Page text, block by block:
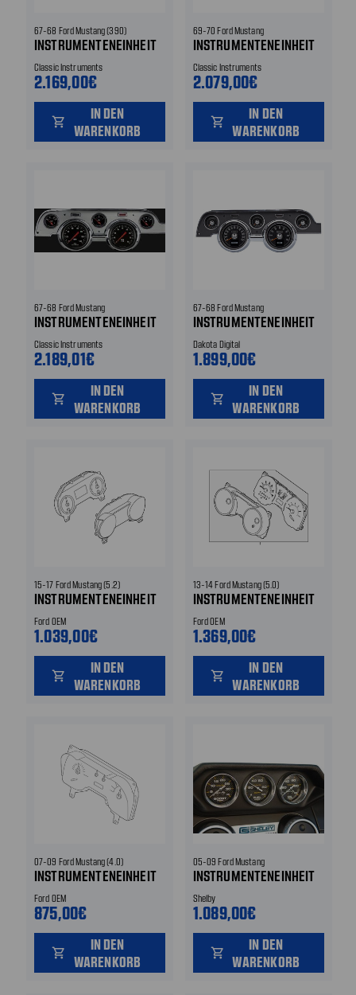
67-68 Ford Mustang (390)
INSTRUMENTENEINHEIT
Classic Instruments
2.169,00€
shopping_cart
IN DEN
WARENKORB
69-70 Ford Mustang
INSTRUMENTENEINHEIT
Classic Instruments
2.079,00€
shopping_cart
IN DEN
WARENKORB
67-68 Ford Mustang
INSTRUMENTENEINHEIT
Classic Instruments
2.189,01€
shopping_cart
IN DEN
WARENKORB
67-68 Ford Mustang
INSTRUMENTENEINHEIT
Dakota Digital
1.899,00€
shopping_cart
IN DEN
WARENKORB
15-17 Ford Mustang (5.2)
INSTRUMENTENEINHEIT
Ford OEM
1.039,00€
shopping_cart
IN DEN
WARENKORB
13-14 Ford Mustang (5.0)
INSTRUMENTENEINHEIT
Ford OEM
1.369,00€
shopping_cart
IN DEN
WARENKORB
07-09 Ford Mustang (4.0)
INSTRUMENTENEINHEIT
Ford OEM
875,00€
shopping_cart
IN DEN
WARENKORB
05-09 Ford Mustang
INSTRUMENTENEINHEIT
Shelby
1.089,00€
shopping_cart
IN DEN
WARENKORB